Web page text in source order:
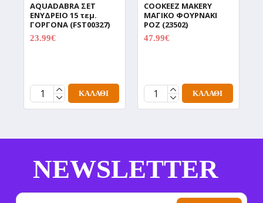
AQUADABRA ΣΕΤ
ΕΝΥΔΡΕΙΟ 15 τεμ.
ΓΟΡΓΟΝΑ (FST00327)
23.99€
ΚΑΛΆΘΙ
COOKEEZ MAKERY
ΜΑΓΙΚΟ ΦΟΥΡΝΑΚΙ
ΡΟΖ (23502)
47.99€
ΚΑΛΆΘΙ
NEWSLETTER